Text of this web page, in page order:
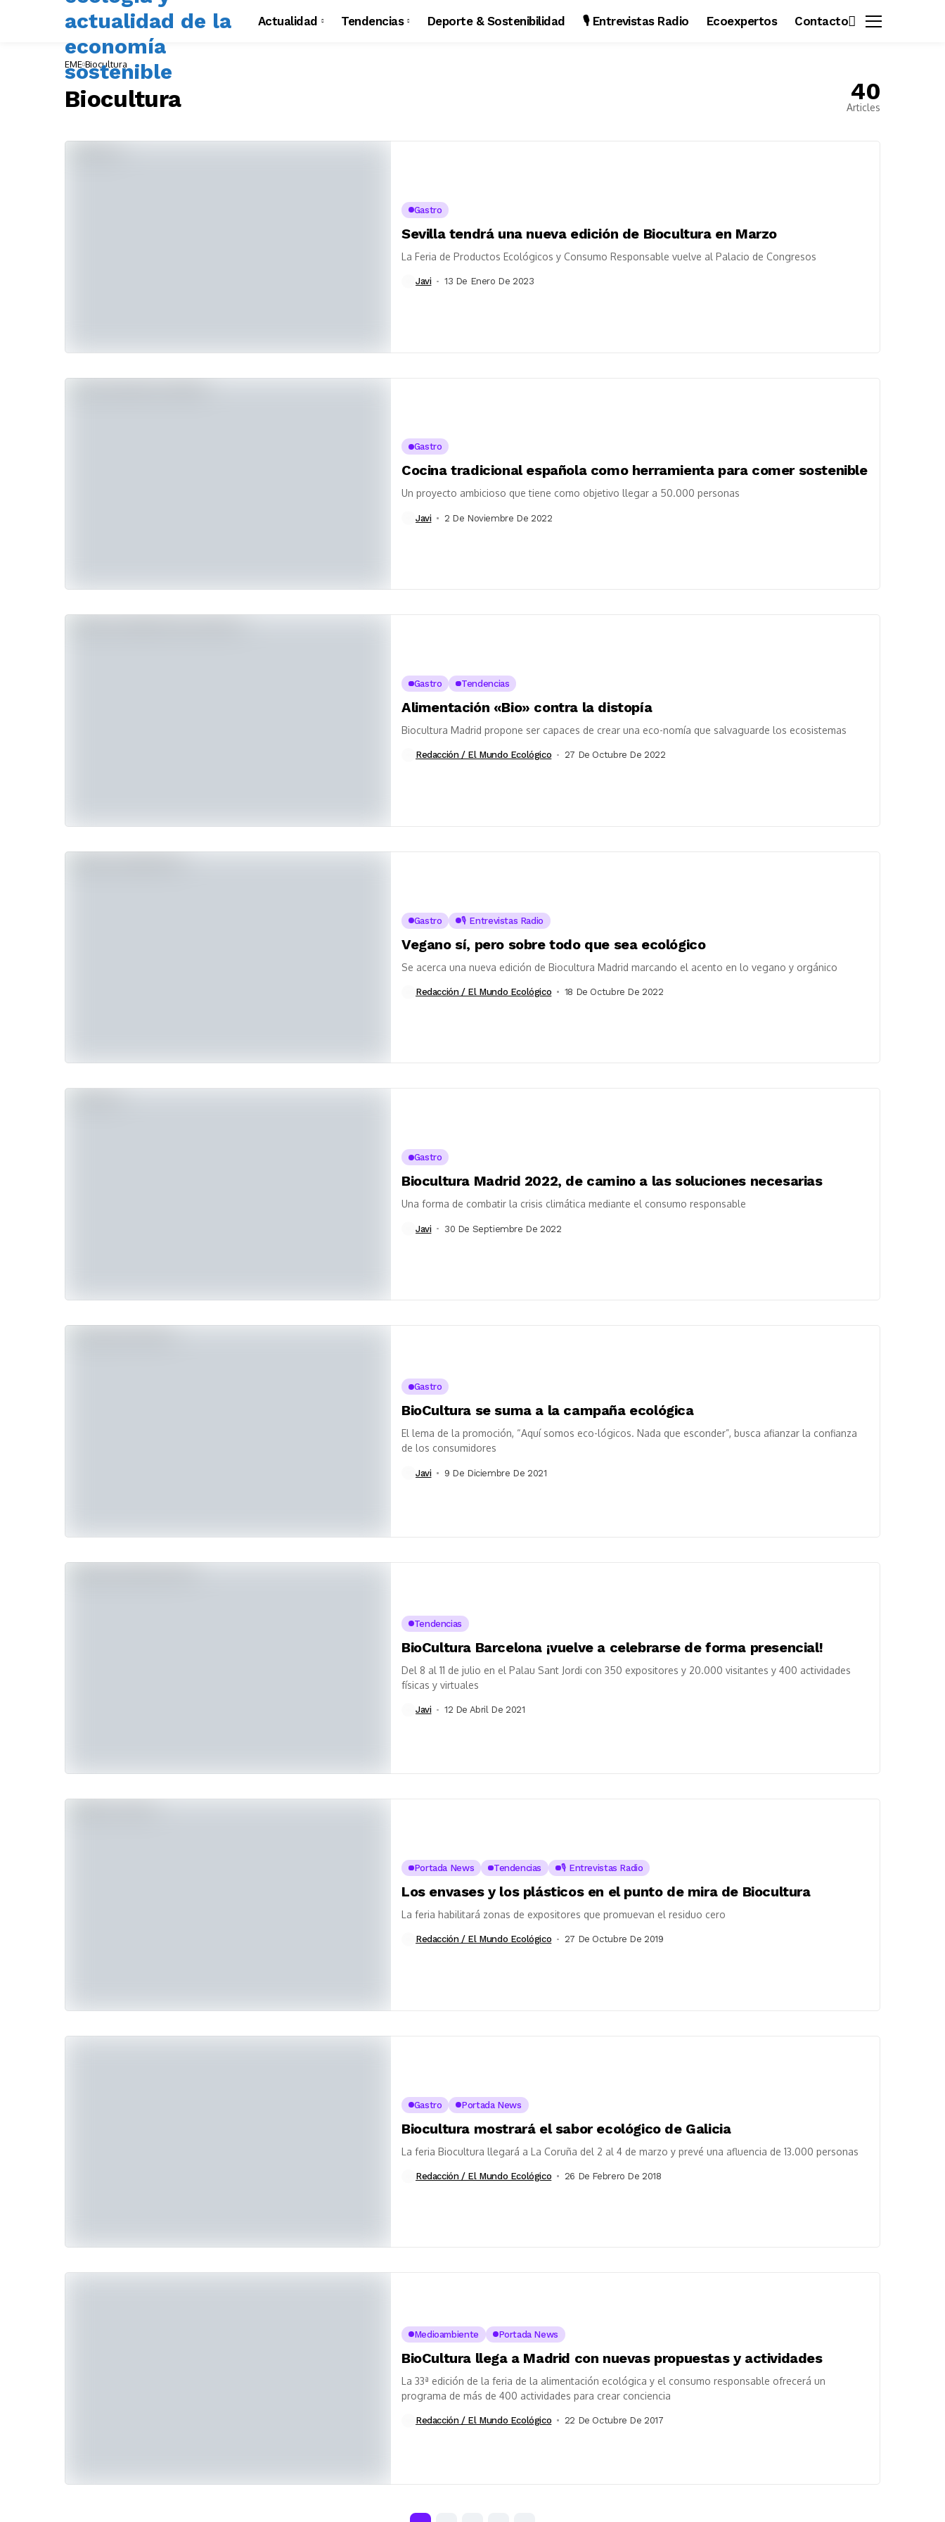
Actualidad Tendencias Deporte & Sostenibilidad 🎙️ Entrevistas Radio Ecoexpertos Contacto
EME Biocultura
Biocultura 40
Articles
Gastro
Sevilla tendrá una nueva edición de Biocultura en Marzo
La Feria de Productos Ecológicos y Consumo Responsable vuelve al Palacio de Congresos
Javi 13 De Enero De 2023
Gastro
Cocina tradicional española como herramienta para comer sostenible
Un proyecto ambicioso que tiene como objetivo llegar a 50.000 personas
Javi 2 De Noviembre De 2022
Gastro Tendencias
Alimentación «Bio» contra la distopía
Biocultura Madrid propone ser capaces de crear una eco-nomía que salvaguarde los ecosistemas
Redacción / El Mundo Ecológico 27 De Octubre De 2022
Gastro 🎙️ Entrevistas Radio
Vegano sí, pero sobre todo que sea ecológico
Se acerca una nueva edición de Biocultura Madrid marcando el acento en lo vegano y orgánico
Redacción / El Mundo Ecológico 18 De Octubre De 2022
Gastro
Biocultura Madrid 2022, de camino a las soluciones necesarias
Una forma de combatir la crisis climática mediante el consumo responsable
Javi 30 De Septiembre De 2022
Gastro
BioCultura se suma a la campaña ecológica
El lema de la promoción, “Aquí somos eco-lógicos. Nada que esconder”, busca afianzar la confianza
de los consumidores
Javi 9 De Diciembre De 2021
Tendencias
BioCultura Barcelona ¡vuelve a celebrarse de forma presencial!
Del 8 al 11 de julio en el Palau Sant Jordi con 350 expositores y 20.000 visitantes y 400 actividades
físicas y virtuales
Javi 12 De Abril De 2021
Portada News Tendencias 🎙️ Entrevistas Radio
Los envases y los plásticos en el punto de mira de Biocultura
La feria habilitará zonas de expositores que promuevan el residuo cero
Redacción / El Mundo Ecológico 27 De Octubre De 2019
Gastro Portada News
Biocultura mostrará el sabor ecológico de Galicia
La feria Biocultura llegará a La Coruña del 2 al 4 de marzo y prevé una afluencia de 13.000 personas
Redacción / El Mundo Ecológico 26 De Febrero De 2018
Medioambiente Portada News
BioCultura llega a Madrid con nuevas propuestas y actividades
La 33ª edición de la feria de la alimentación ecológica y el consumo responsable ofrecerá un
programa de más de 400 actividades para crear conciencia
Redacción / El Mundo Ecológico 22 De Octubre De 2017